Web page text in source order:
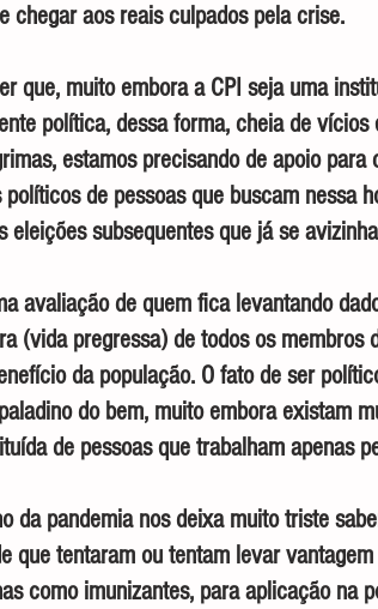
chegar aos reais culpados pela crise.
que, muito embora a CPI seja uma
política, dessa forma, cheia de
estamos precisando de apoio
de pessoas que buscam nessa
eleições subsequentes que já se
avaliação de quem fica levantando
(vida pregressa) de todos os membros
da população. O fato de ser
do bem, muito embora existam
de pessoas que trabalham apenas
da pandemia nos deixa muito triste
que tentaram ou tentam levar
como imunizantes, para aplicação na